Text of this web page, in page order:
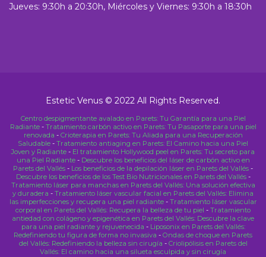
Jueves: 9:30h a 20:30h, Miércoles y Viernes: 9:30h a 18:30h
Estetic Venus © 2022 All Rights Reserved.
Centro despigmentante avalado en Parets: Tu Garantía para una Piel
Radiante- Tratamiento carbón activo en Parets: Tu Pasaporte para una piel
renovada - Crioterapia en Parets: Tu Aliada para una Recuperación
Saludable - Tratamiento antiaging en Parets: El Camino hacia una Piel
Joven y Radiante - El tratamiento Hollywood peel en Parets: Tu secreto para
una Piel Radiante- Descubre los beneficios del láser de carbón activo en
Parets del Vallés - Los beneficios de la depilación láser en Parets del Vallés -
Descubre los beneficios de los Test Bio Nutricionales en Parets del Vallés-
Tratamiento láser para manchas en Parets del Vallés: Una solución efectiva
y duradera - Tratamiento láser vascular facial en Parets del Vallés: Elimina
las imperfecciones y recupera una piel radiante- Tratamiento láser vascular
corporal en Parets del Vallés: Recupera la belleza de tu piel - Tratamiento
antiedad con colágeno y epigenética en Parets del Vallés: Descubre la clave
para una piel radiante y rejuvenecida - Liposonix en Parets del Vallés:
Redefiniendo tu figura de forma no invasiva - Ondas de choque en Parets
del Vallés: Redefiniendo la belleza sin cirugía - Criolipólisis en Parets del
Vallés: El camino hacia una silueta esculpida y sin cirugía